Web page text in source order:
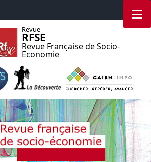
Revue
RFSE
Revue Française de Socio-
Economie